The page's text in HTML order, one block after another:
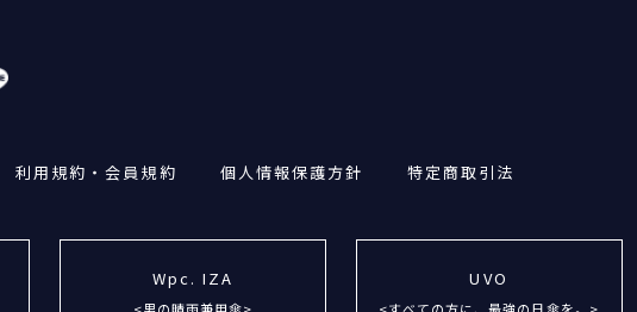
利用規約・会員規約 個人情報保護方針 特定商取引法
Wpc. IZA UVO